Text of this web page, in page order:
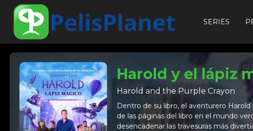
SERIES
Harold y el lápiz
Harold and the Purple Crayon
Dentro de su libro, el aventurero
de las páginas del libro en el mundo
desencadenar las travesuras más